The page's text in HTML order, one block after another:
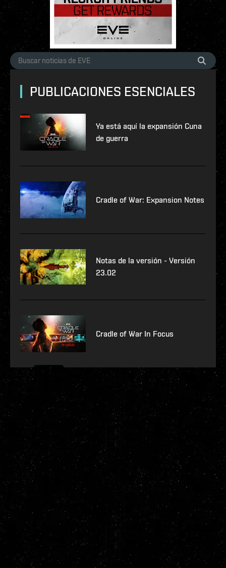
PUBLICACIONES ESENCIALES
Ya está aquí la expansión Cuna
de guerra
Cradle of War: Expansion Notes
Notas de la versión - Versión
23.02
Cradle of War In Focus